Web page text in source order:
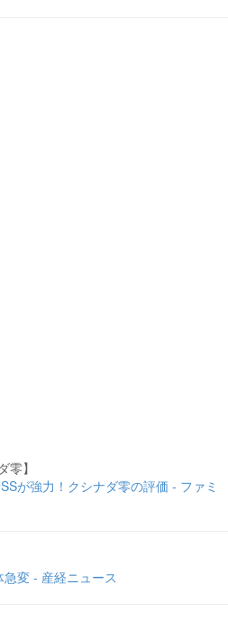
】
が強力！クシナダ零の評価 - ファミ
変 - 産経ニュース